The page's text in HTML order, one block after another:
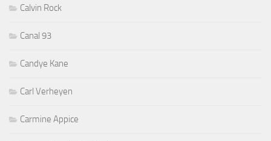
Calvin Rock
Canal 93
Candye Kane
Carl Verheyen
Carmine Appice